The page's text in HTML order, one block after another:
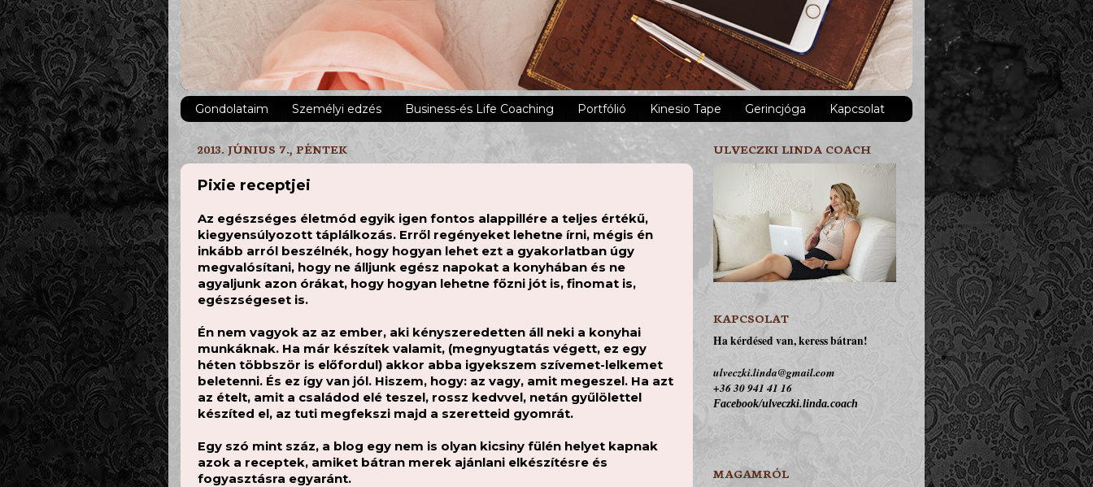
Gondolataim Személyi edzés Business-és Life Coaching Portfólió Kinesio Tape Gerincjóga Kapcsolat
2013. JÚNIUS 7., PÉNTEK
Pixie receptjei
Az egészséges életmód egyik igen fontos alappillére a teljes értékű,
kiegyensúlyozott táplálkozás. Erről regényeket lehetne írni, mégis én
inkább arról beszélnék, hogy hogyan lehet ezt a gyakorlatban úgy
megvalósítani, hogy ne álljunk egész napokat a konyhában és ne
agyaljunk azon órákat, hogy hogyan lehetne főzni jót is, finomat is,
egészségeset is.
Én nem vagyok az az ember, aki kényszeredetten áll neki a konyhai
munkáknak. Ha már készítek valamit, (megnyugtatás végett, ez egy
héten többször is előfordul) akkor abba igyekszem szívemet-lelkemet
beletenni. És ez így van jól. Hiszem, hogy: az vagy, amit megeszel. Ha azt
az ételt, amit a családod elé teszel, rossz kedvvel, netán gyűlölettel
készíted el, az tuti megfekszi majd a szeretteid gyomrát.
Egy szó mint száz, a blog egy nem is olyan kicsiny fülén helyet kapnak
azok a receptek, amiket bátran merek ajánlani elkészítésre és
fogyasztásra egyaránt.
ULVECZKI LINDA COACH
KAPCSOLAT
Ha kérdésed van, keress bátran!
ulveczki.linda@gmail.com
+36 30 941 41 16
Facebook/ulveczki.linda.coach
MAGAMRÓL